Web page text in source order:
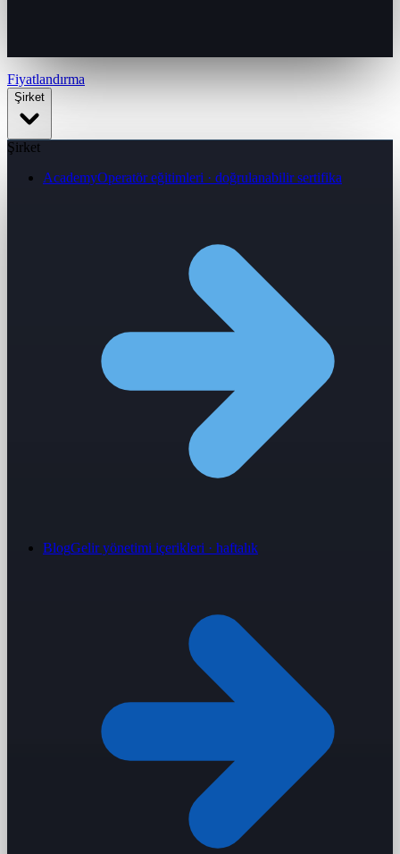
Fiyatlandırma
Şirket
Şirket
AcademyOperatör eğitimleri · doğrulanabilir sertifika
BlogGelir yönetimi içerikleri · haftalık